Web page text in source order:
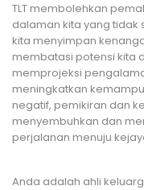
TLT membolehkan
dalaman kita yang
kita menyimpan
membatasi potensi kita
memprojeksi
meningkatkan
negatif, pemikiran dan
menyembuhkan dan
perjalanan menuju
Anda adalah ahli